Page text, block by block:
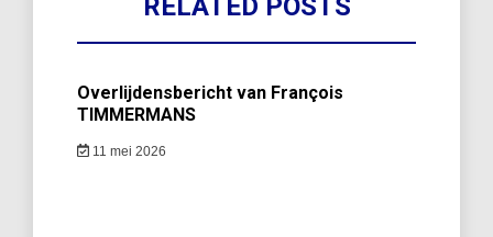
RELATED POSTS
Overlijdensbericht van François
TIMMERMANS
11 mei 2026